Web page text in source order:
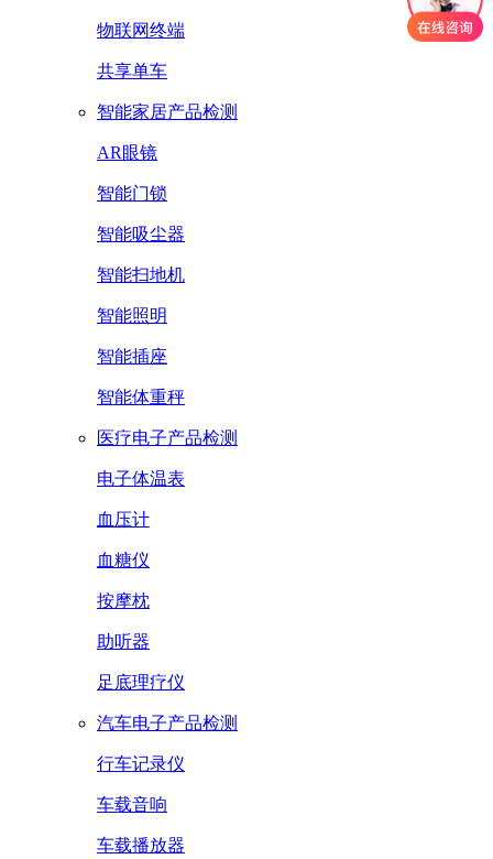
物联网终端
共享单车
智能家居产品检测
AR眼镜
智能门锁
智能吸尘器
智能扫地机
智能照明
智能插座
智能体重秤
医疗电子产品检测
电子体温表
血压计
血糖仪
按摩枕
助听器
足底理疗仪
汽车电子产品检测
行车记录仪
车载音响
车载播放器